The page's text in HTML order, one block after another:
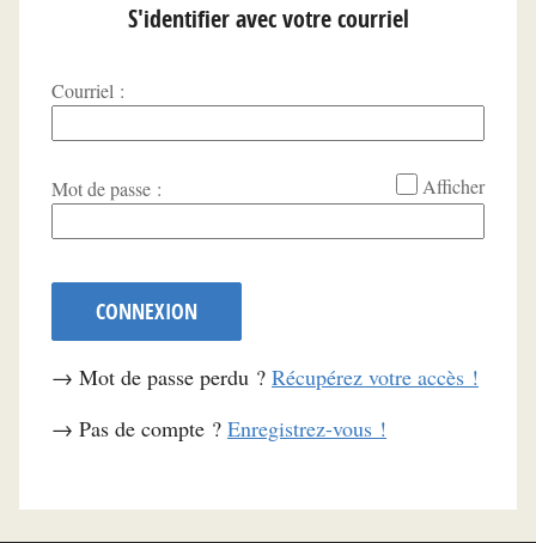
S'identifier avec votre courriel
Courriel :
Mot de passe : Afficher
CONNEXION
→ Mot de passe perdu ? Récupérez votre accès !
→ Pas de compte ? Enregistrez-vous !